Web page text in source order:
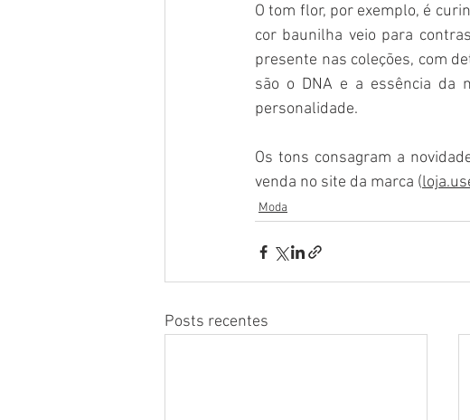
O tom flor, por exemplo, é
cor baunilha veio para
presente nas coleções, com
são o DNA e a essência da
personalidade.
Os tons consagram a
venda no site da marca (
Moda
Posts recentes